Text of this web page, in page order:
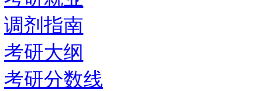
调剂指南
考研大纲
考研分数线